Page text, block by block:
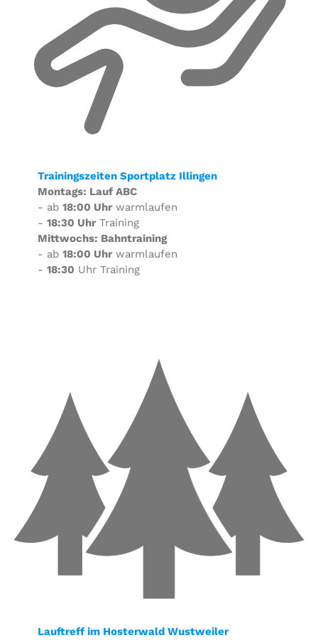
Trainingszeiten Sportplatz Illingen
Montags: Lauf ABC
- ab 18:00 Uhrwarmlaufen
- 18:30 UhrTraining
Mittwochs: Bahntraining
- ab 18:00 Uhrwarmlaufen
- 18:30 Uhr Training
Lauftreff im Hosterwald Wustweiler